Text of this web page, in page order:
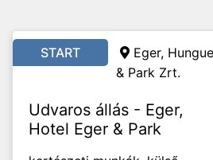
START
Eger,
& Park Zrt.
Udvaros állás - Eger,
Hotel Eger & Park